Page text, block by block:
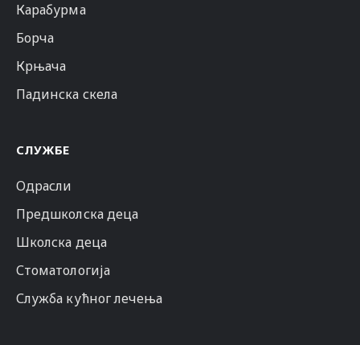
Карабурма
Борча
Крњача
Падинска скела
СЛУЖБЕ
Одрасли
Предшколска деца
Школска деца
Стоматологија
Служба кућног лечења